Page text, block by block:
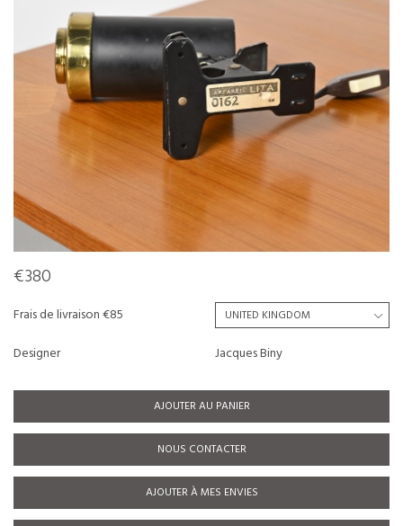
€380
Frais de livraison €85
Designer
Jacques Biny
AJOUTER AU PANIER
NOUS CONTACTER
AJOUTER À MES ENVIES